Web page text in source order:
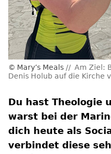
Mary’s Meals
Am Ziel:
Denis Holub auf die Kirche
Du hast Theologie
warst bei der
dich heute als
verbindet diese